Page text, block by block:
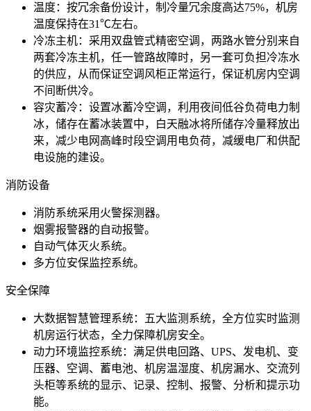
温度：按冗余备份设计，制冷量冗余度高达75%，机房
温度保持在31℃左右。
冷冻主机：采用双盘管式精密空调，两路水管分别来自
两套冷冻主机，任一管路故障时，另一套可负担冷冻水
的供应，从而保证空调风柜正常运行，保证机房内空调
不间断供冷。
容灾蓄冷：设置冰蓄冷空调，利用夜间低谷负荷电力制
冰，储存在蓄冰装置中，白天融冰将所储存冷量释放出
来，减少电网高峰时段空调用电负荷，减缓电厂和供配
电设施的建设。
消防设备
消防系统采用火警探测器。
烟雾报警器的自动报警。
自动气体灭火系统。
多方位安保监控系统。
安全保障
大数据智慧管理系统：五大监测系统，全方位实时监测
机房运行状态，全力保障机房安全。
动力环境监控系统：满足供电回路、UPS、发电机、变
压器、空调、蓄电池、机房温湿度、机房漏水、交流列
头柜等系统的显示、记录、控制、报警、分析和提示功
能。